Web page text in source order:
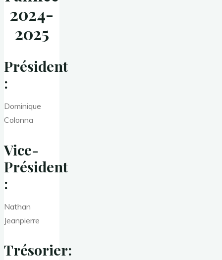
2024-
2025
Président
:
Dominique
Colonna
Vice-
Président
:
Nathan
Jeanpierre
Trésorier: